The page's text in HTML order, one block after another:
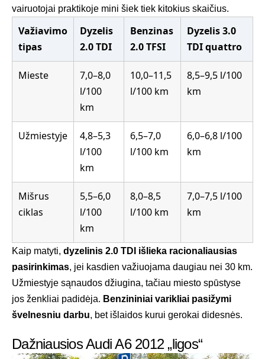
vairuotojai praktikoje mini šiek tiek kitokius skaičius.
Važiavimo
tipas
Dyzelis
2.0 TDI
Benzinas
2.0 TFSI
Dyzelis 3.0
TDI quattro
Mieste
7,0–8,0
l/100
km
10,0–11,5
l/100 km
8,5–9,5 l/100
km
Užmiestyje
4,8–5,3
l/100
km
6,5–7,0
l/100 km
6,0–6,8 l/100
km
Mišrus
ciklas
5,5–6,0
l/100
km
8,0–8,5
l/100 km
7,0–7,5 l/100
km
Kaip matyti, dyzelinis 2.0 TDI išlieka racionaliausias
pasirinkimas, jei kasdien važiuojama daugiau nei 30 km.
Užmiestyje sąnaudos džiugina, tačiau miesto spūstyse
jos ženkliai padidėja. Benzininiai varikliai pasižymi
švelnesniu darbu, bet išlaidos kurui gerokai didesnės.
Dažniausios Audi A6 2012 „ligos“